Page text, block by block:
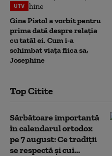
UTV
Gina Pistol a vorbit pentru
prima dată despre relația
cu tatăl ei. Cum i-a
schimbat viața fiica sa,
Josephine
Top Citite
Sărbătoare importantă
în calendarul ortodox
pe 7 august: Ce tradiții
se respectă și cui...